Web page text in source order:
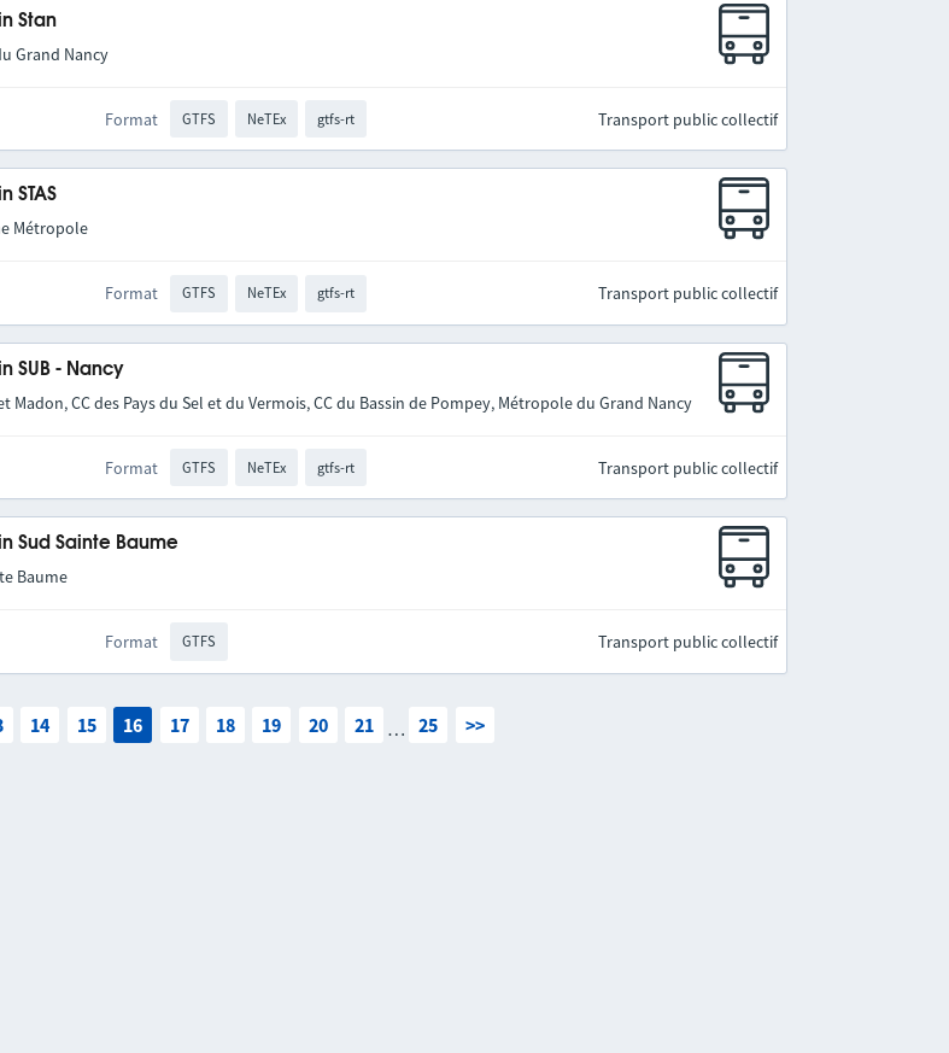
Stan
Grand Nancy
Format GTFS NeTEx gtfs-rt Transport public collectif
STAS
Métropole
Format GTFS NeTEx gtfs-rt Transport public collectif
SUB - Nancy
Madon, CC des Pays du Sel et du Vermois, CC du Bassin de Pompey, Métropole du Grand Nancy
Format GTFS NeTEx gtfs-rt Transport public collectif
Sud Sainte Baume
Baume
Format GTFS Transport public collectif
14 15 16 17 18 19 20 21 … 25 >>